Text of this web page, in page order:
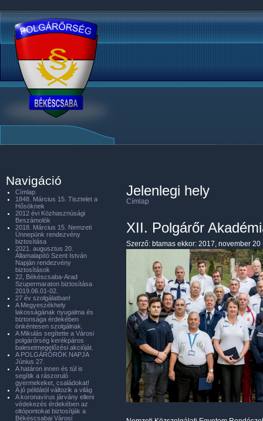
Jelenlegi hely
Címlap
XII. Polgárőr
Szerző: btamas ekkor: 2017, november 20
Navigáció
Címlap
1848. Március 15. Tisztelet a
Hősöknek
2012 évi Közhasznúsági
Beszámolók
2018. Március 15. Nemzeti
Ünnepünk rendezvény
biztosítása
2021. augusztus 20.
Államalapító Szent István
Napján rendezvény
biztosítások
22, Békéscsaba-Arad
Szupermaraton biztosítása
2019.06.01-02.
27 év szolgálatban!
A Megyeszékhely
lakosságának nyugalma és
biztonsága érdekében
önkéntesen szolgálnak.
A Mikulás segítette a Városi
polgárőrség kerékpáros
balesetmegelőzési akcióját.
A POLGÁRŐRÖK NAPJA
Június 27.
A határon innen és túl is
segítik a rászoruló
gyermekeket, családokat!
A jó példától változik a világ
A koronavírus járvány elleni
védekezés érdekében az
oltópontokat biztosítják a
Békéscsabai Városi